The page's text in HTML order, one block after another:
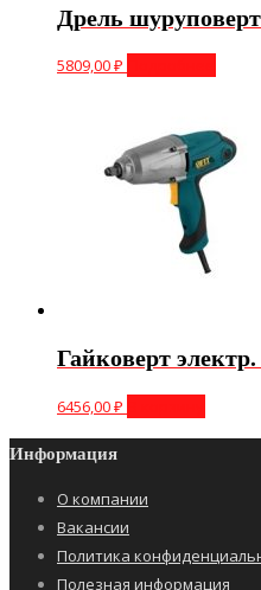
Дрель
5809,00₽
Гайковерт
6456,00₽
Информация
О компании
Вакансии
Политика
Полезная информация